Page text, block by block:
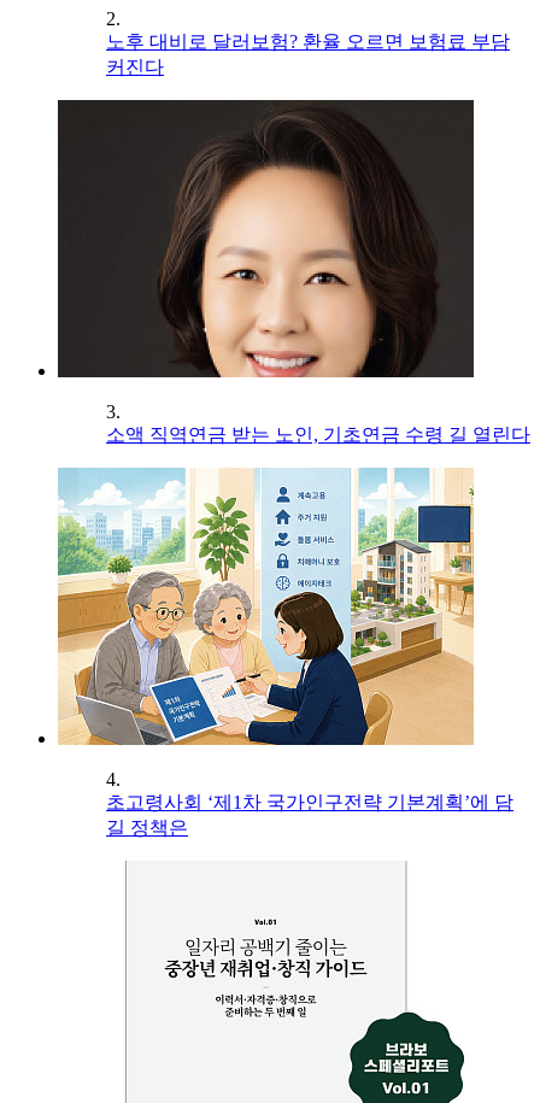
2.
노후 대비로 달러보험? 환율 오르면 보험료 부담
커진다
3.
소액 직역연금 받는 노인, 기초연금 수령 길 열린다
4.
초고령사회 ‘제1차 국가인구전략 기본계획’에 담
길 정책은